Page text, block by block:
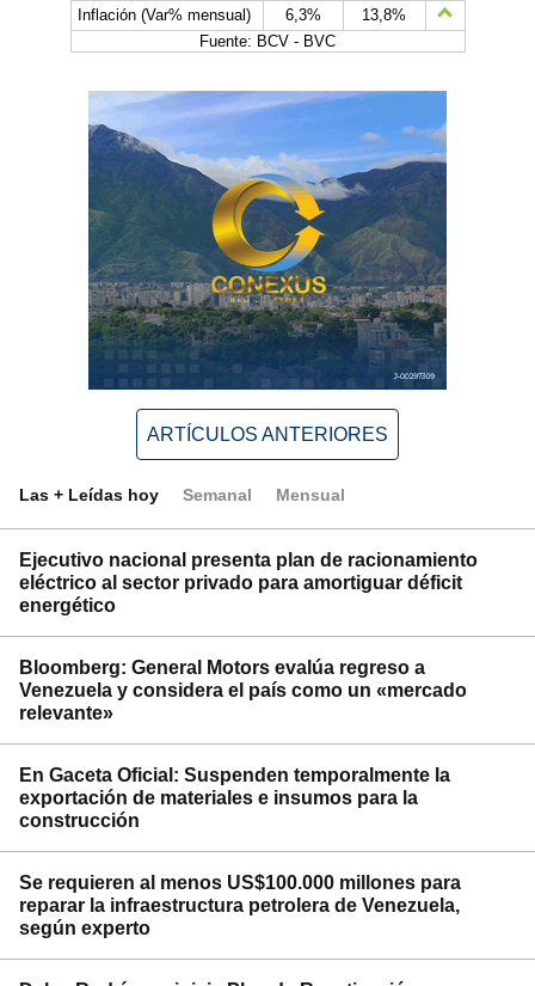
Inflación (Var% mensual)
6,3%
13,8%
Fuente: BCV - BVC
ARTÍCULOS ANTERIORES
Las + Leídas hoy Semanal Mensual
Ejecutivo nacional presenta plan de racionamiento
eléctrico al sector privado para amortiguar déficit
energético
Bloomberg: General Motors evalúa regreso a
Venezuela y considera el país como un «mercado
relevante»
En Gaceta Oficial: Suspenden temporalmente la
exportación de materiales e insumos para la
construcción
Se requieren al menos US$100.000 millones para
reparar la infraestructura petrolera de Venezuela,
según experto